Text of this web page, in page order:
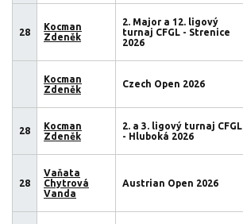
28
Kocman
Zdeněk
2. Major a 12. ligový
turnaj CFGL - Strenice
2026
Kocman
Zdeněk
Czech Open 2026
28
Kocman
Zdeněk
2. a 3. ligový turnaj CFGL
- Hluboká 2026
28
Vaňata
Chytrová
Vanda
Austrian Open 2026